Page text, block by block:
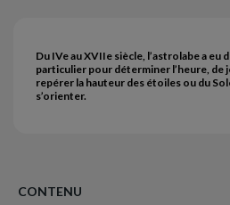
Du IVe au XVIIe siècle, l’astrolabe a eu
particulier pour déterminer l’heure, de
repérer la hauteur des étoiles ou du
s’orienter.
CONTENU